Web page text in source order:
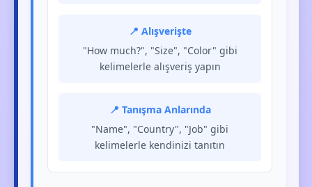
📍 Alışverişte
"How much?", "Size", "Color" gibi
kelimelerle alışveriş yapın
📍 Tanışma Anlarında
"Name", "Country", "Job" gibi
kelimelerle kendinizi tanıtın